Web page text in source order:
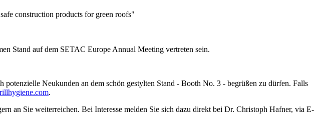
construction products for green roofs"
Stand auf dem SETAC Europe Annual Meeting vertreten sein.
Neukunden an dem schön gestylten Stand - Booth No. 3 - begrüßen zu dürfen. Falls
.
an Sie weiterreichen. Bei Interesse melden Sie sich dazu direkt bei Dr. Christoph Hafner, via E-